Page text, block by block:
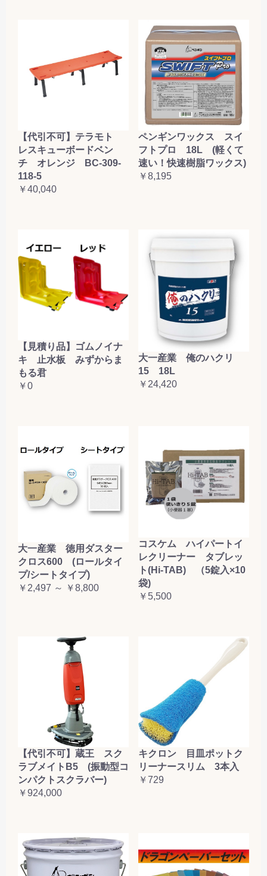
【代引不可】テラモト
レスキューボードベン
チ オレンジ BC-309-
118-5
￥40,040
ペンギンワックス スイ
フトプロ 18L (軽くて
速い！快速樹脂ワックス)
￥8,195
【見積り品】ゴムノイナ
キ 止水板 みずからま
もる君
￥0
大一産業 俺のハクリ
15 18L
￥24,420
大一産業 徳用ダスター
クロス600 (ロールタイ
プ/シートタイプ)
￥2,497 ～ ￥8,800
コスケム ハイパートイ
レクリーナー タブレッ
ト(Hi-TAB) （5錠入×10
袋)
￥5,500
【代引不可】蔵王 スク
ラブメイトB5 (振動型コ
ンパクトスクラバー)
￥924,000
キクロン 目皿ポットク
リーナースリム 3本入
￥729